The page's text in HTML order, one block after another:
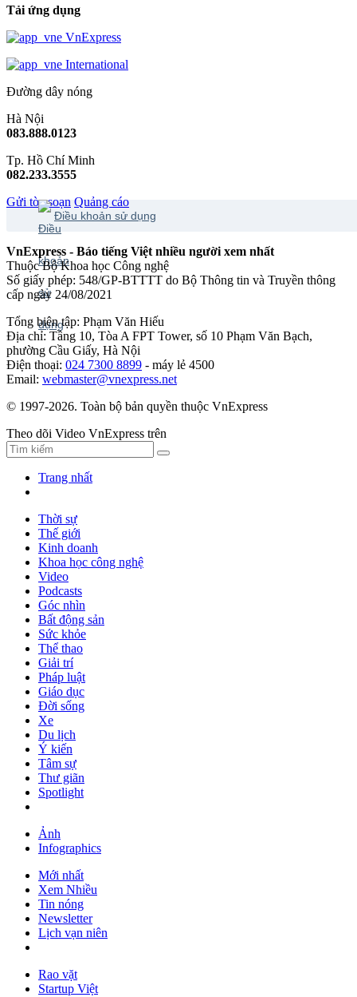
Tải ứng dụng
VnExpress
International
Đường dây nóng
Hà Nội
083.888.0123
Tp. Hồ Chí Minh
082.233.3555
Gửi tòa soạn Quảng cáo
Điều khoản sử dụng
VnExpress - Báo tiếng Việt nhiều người xem nhất
Thuộc Bộ Khoa học Công nghệ
Số giấy phép: 548/GP-BTTTT do Bộ Thông tin và Truyền thông
cấp ngày 24/08/2021
Tổng biên tập: Phạm Văn Hiếu
Địa chỉ: Tầng 10, Tòa A FPT Tower, số 10 Phạm Văn Bạch,
phường Cầu Giấy, Hà Nội
Điện thoại: 024 7300 8899 - máy lẻ 4500
Email: webmaster@vnexpress.net
© 1997-2026. Toàn bộ bản quyền thuộc VnExpress
Theo dõi Video VnExpress trên
Trang nhất
Thời sự
Thế giới
Kinh doanh
Khoa học công nghệ
Video
Podcasts
Góc nhìn
Bất động sản
Sức khỏe
Thể thao
Giải trí
Pháp luật
Giáo dục
Đời sống
Xe
Du lịch
Ý kiến
Tâm sự
Thư giãn
Spotlight
Ảnh
Infographics
Mới nhất
Xem Nhiều
Tin nóng
Newsletter
Lịch vạn niên
Rao vặt
Startup Việt